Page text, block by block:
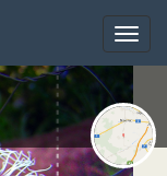
Toggle
Toggle